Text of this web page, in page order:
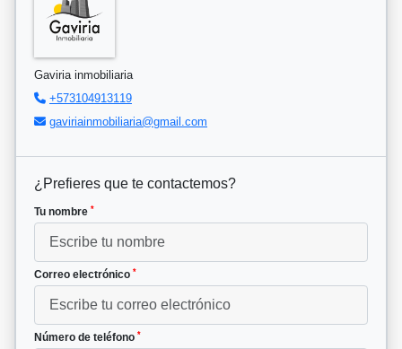
Gaviria inmobiliaria
+573104913119
gaviriainmobiliaria@gmail.com
¿Prefieres que te contactemos?
Tu nombre *
Correo electrónico *
Número de teléfono *